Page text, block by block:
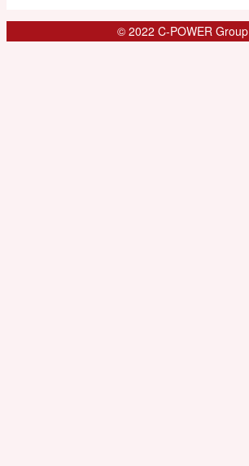
© 2022 C-POWER Group